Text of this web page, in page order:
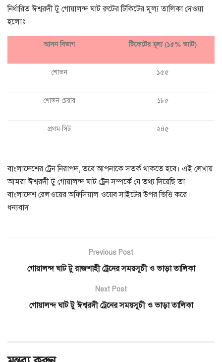
নির্ধারিত ঈশ্বরদী টু গোয়ালন্দ ঘাট রুটের টিকিটের মূল্য তালিকা দেওয়া
হলোঃ
আসন বিভাগ টিকেটের মূল্য (১৫% ভ্যাট)
শোভন ১৫৫
শোভন চেয়ার ১৮৫
প্রথম সিট ২৪৫
বাংলাদেশের ট্রেন নিরাপদ, তবে আপনাকে সতর্ক থাকতে হবে। এই লেখায়
আমরা ঈশ্বরদী টু গোয়ালন্দ ঘাট ট্রেন সম্পর্কে যে তথ্য দিয়েছি তা
বাংলাদেশ রেলওয়ের অফিসিয়াল ওয়েব সাইটের উপর ভিত্তি করে।
ধন্যবাদ।
Previous Post
গোয়ালন্দ ঘাট টু রাজশাহী ট্রেনের সময়সূচী ও ভাড়া তালিকা
Next Post
গোয়ালন্দ ঘাট টু ঈশ্বরদী ট্রেনের সময়সূচী ও ভাড়া তালিকা